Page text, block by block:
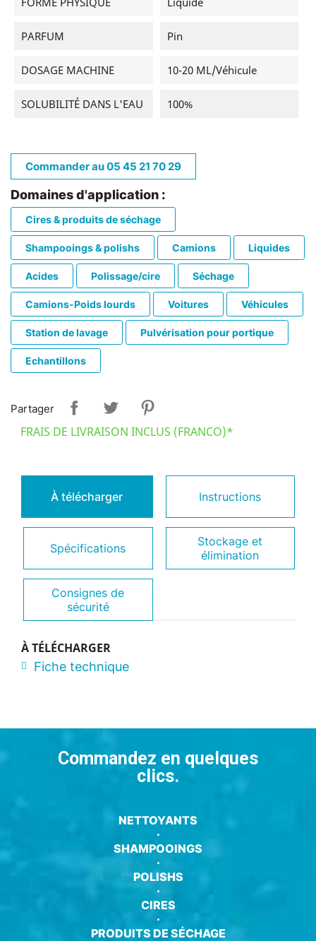
PARFUM Pin
DOSAGE MACHINE 10-20 ML/véhicule
SOLUBILITÉ DANS L'EAU 100%
Commander au 05 45 21 70 29
Domaines d'application :
Cires & produits de séchage
Shampooings & polishs Camions Liquides
Acides Polissage/cire Séchage
Camions-Poids lourds Voitures Véhicules
Station de lavage Pulvérisation pour portique
Echantillons
Partager
FRAIS DE LIVRAISON INCLUS (FRANCO)*
À télécharger Instructions
Spécifications
Stockage et
élimination
Consignes de
sécurité
À TÉLÉCHARGER
Fiche technique
Commandez en quelques
clics.
NETTOYANTS
·
SHAMPOOINGS
·
POLISHS
·
CIRES
·
PRODUITS DE SÉCHAGE